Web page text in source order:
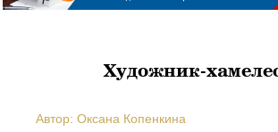
Художник-
Автор: Оксана Копенкина